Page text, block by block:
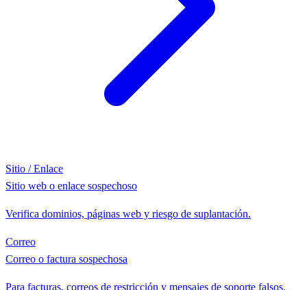
Sitio / Enlace
Sitio web o enlace sospechoso
Verifica dominios, páginas web y riesgo de suplantación.
Correo
Correo o factura sospechosa
Para facturas, correos de restricción y mensajes de soporte falsos.